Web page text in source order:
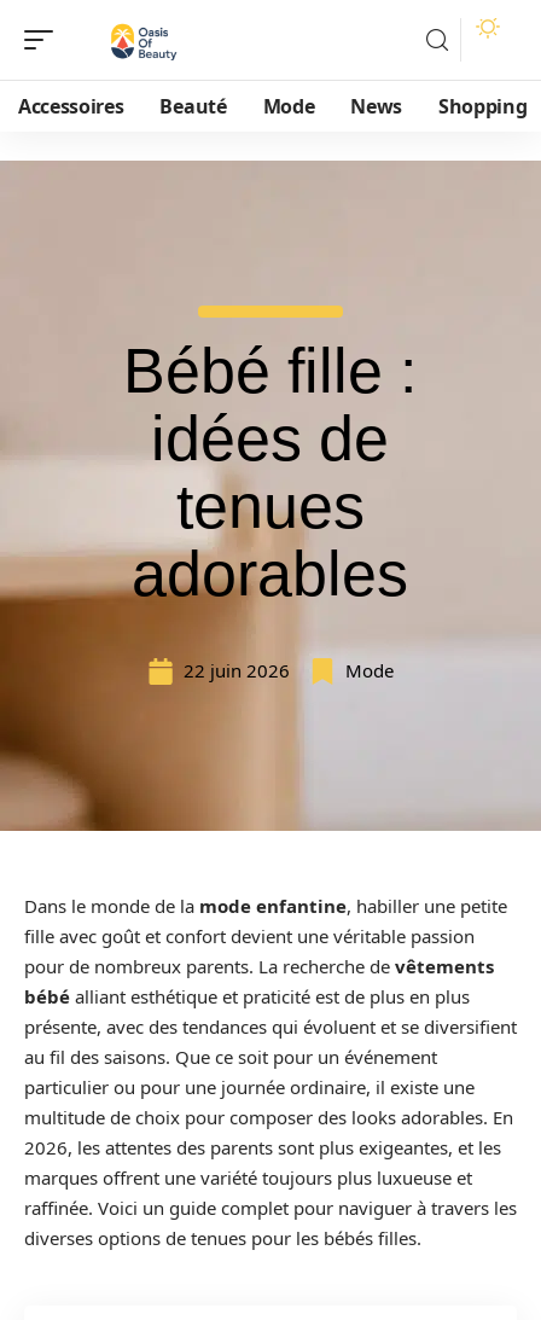
Accessoires Beauté Mode News Shopping
Bébé fille :
idées de
tenues
adorables
22 juin 2026 Mode
Dans le monde de la mode enfantine, habiller une petite
fille avec goût et confort devient une véritable passion
pour de nombreux parents. La recherche de vêtements
bébé alliant esthétique et praticité est de plus en plus
présente, avec des tendances qui évoluent et se diversifient
au fil des saisons. Que ce soit pour un événement
particulier ou pour une journée ordinaire, il existe une
multitude de choix pour composer des looks adorables. En
2026, les attentes des parents sont plus exigeantes, et les
marques offrent une variété toujours plus luxueuse et
raffinée. Voici un guide complet pour naviguer à travers les
diverses options de tenues pour les bébés filles.